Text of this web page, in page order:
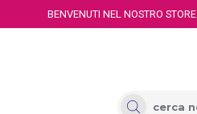
BENVENUTI NEL NOSTRO STORE